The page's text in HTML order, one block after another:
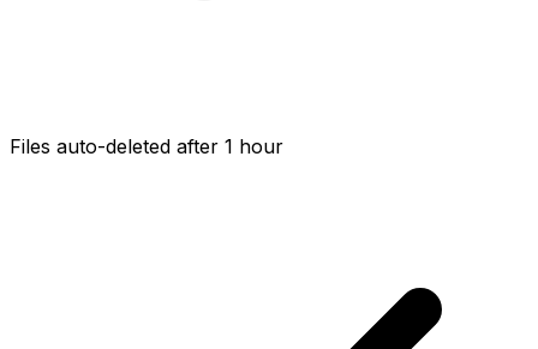
Files auto-deleted after 1 hour